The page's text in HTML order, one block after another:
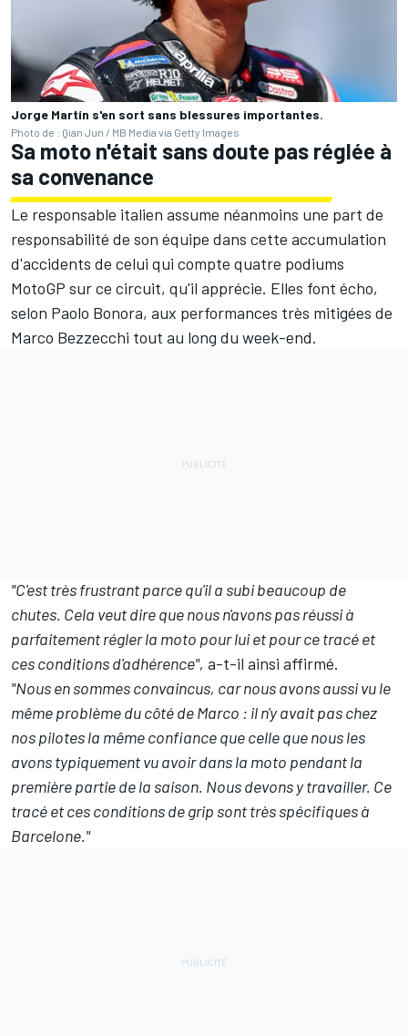
Jorge Martín s'en sort sans blessures importantes.
Photo de : Qian Jun / MB Media via Getty Images
Sa moto n'était sans doute pas réglée à
sa convenance
Le responsable italien assume néanmoins une part de
responsabilité de son équipe dans cette accumulation
d'accidents de celui qui compte quatre podiums
MotoGP sur ce circuit, qu'il apprécie. Elles font écho,
selon Paolo Bonora, aux performances très mitigées de
Marco Bezzecchi tout au long du week-end.
"C'est très frustrant parce qu'il a subi beaucoup de
chutes. Cela veut dire que nous n'avons pas réussi à
parfaitement régler la moto pour lui et pour ce tracé et
ces conditions d'adhérence", a-t-il ainsi affirmé.
"Nous en sommes convaincus, car nous avons aussi vu le
même problème du côté de Marco : il n'y avait pas chez
nos pilotes la même confiance que celle que nous les
avons typiquement vu avoir dans la moto pendant la
première partie de la saison. Nous devons y travailler. Ce
tracé et ces conditions de grip sont très spécifiques à
Barcelone."